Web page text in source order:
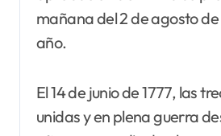
mañana del 2 de agosto
año.
El 14 de junio de 1777, las
unidas y en plena guerra